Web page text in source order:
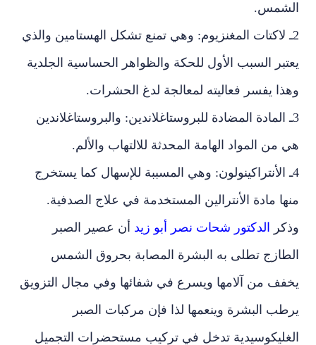
الشمس.
2ـ لاكتات المغنزيوم: وهي تمنع تشكل الهستامين والذي
يعتبر السبب الأول للحكة والظواهر الحساسية الجلدية
وهذا يفسر فعاليته لمعالجة لدغ الحشرات.
3ـ المادة المضادة للبروستاغلاندين: والبروستاغلاندين
هي من المواد الهامة المحدثة للالتهاب والألم.
4ـ الأنتراكينولون: وهي المسببة للإسهال كما يستخرج
منها مادة الأنترالين المستخدمة في علاج الصدفية.
وذكر
الدكتور شحات نصر أبو زيد أن عصير الصبر
الطازج تطلى به البشرة المصابة بحروق الشمس
يخفف من آلامها ويسرع في شفائها وفي مجال التزويق
يرطب البشرة وينعمها لذا فإن مركبات الصبر
الغليكوسيدية تدخل في تركيب مستحضرات التجميل